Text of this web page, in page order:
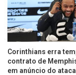
Corinthians erra
contrato de
em anúncio do